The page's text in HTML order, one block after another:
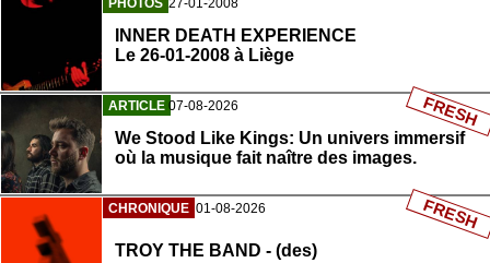
INNER DEATH EXPERIENCE
Le 26-01-2008 à Liège
ARTICLE 07-08-2026
We Stood Like Kings: Un univers immersif
où la musique fait naître des images.
FRESH
CHRONIQUE 01-08-2026
TROY THE BAND - (des)
FRESH